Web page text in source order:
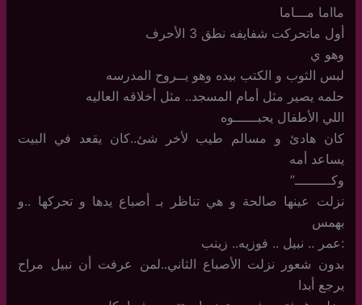
مااما مـــاما
أول ماتحركت شفايفه نطق 3 الأحرف
وهو ي
لبس الثوب و الكتب بيده وهو يــروح المدرسه
حلمه يصير مثل أمام المسجد.. مثل أخلاقه العاليه
اللي الأطفال يحبــــــوه
كان هادئ و مسالم طيب لأخر شئ..كان يقعد في البيت
يساعد أمه
وكـــــــــ”
نزلت عينها صالحة و هي تناظر بـ أصباع يدها و تحركها ..و
بهمس
:عمر .. نبيل .. فوزيه.. زينب
بدون شعور نزلت الأصباع الثاني..لمن عرفت أن نبيل مراح
يرجع أبدا